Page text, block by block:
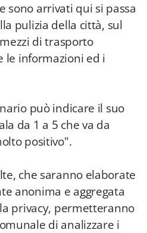
sono arrivati qui si passa
pulizia della città, sul
di trasporto
le informazioni ed i
può indicare il suo
da 1 a 5 che va da
positivo".
che saranno elaborate
anonima e aggregata
privacy, permetteranno
di analizzare i